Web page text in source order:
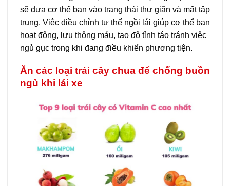
sẽ đưa cơ thể bạn vào trạng thái thư giãn và mất tập
trung. Việc điều chỉnh tư thế ngồi lái giúp cơ thể bạn
hoạt động, lưu thông máu, tạo độ tỉnh táo tránh việc
ngủ gục trong khi đang điều khiển phương tiện.
Ăn các loại trái cây chua để chống buồn
ngủ khi lái xe